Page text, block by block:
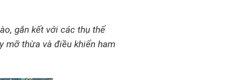
gắn kết với các thụ thể
mỡ thừa và điều khiển ham